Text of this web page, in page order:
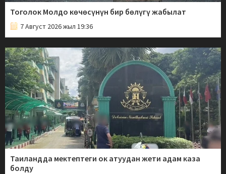
Тоголок Молдо көчөсүнүн бир бөлүгү жабылат
7 Август 2026 жыл 19:36
Таиландда мектептеги ок атуудан жети адам каза
болду